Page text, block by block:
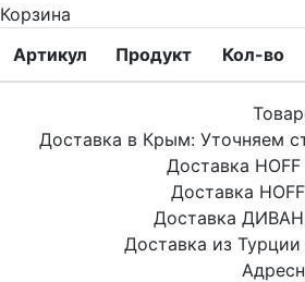
Корзина
Артикул
Продукт Кол-во
Доставка в Крым: Уточняем
Доставка
Доставка
Доставка
Доставка из